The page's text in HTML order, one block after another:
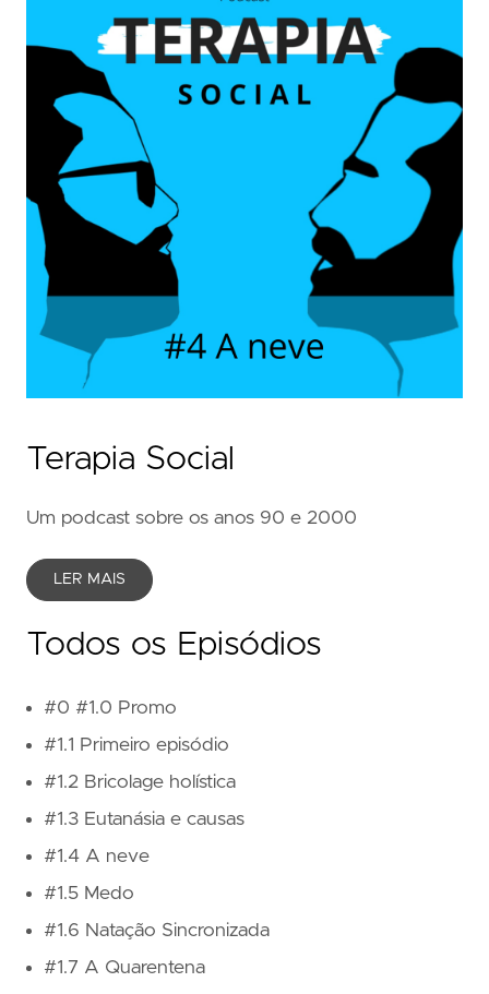
Terapia Social
Um podcast sobre os anos 90 e 2000
LER MAIS
Todos os Episódios
#0 #1.0 Promo
#1.1 Primeiro episódio
#1.2 Bricolage holística
#1.3 Eutanásia e causas
#1.4 A neve
#1.5 Medo
#1.6 Natação Sincronizada
#1.7 A Quarentena